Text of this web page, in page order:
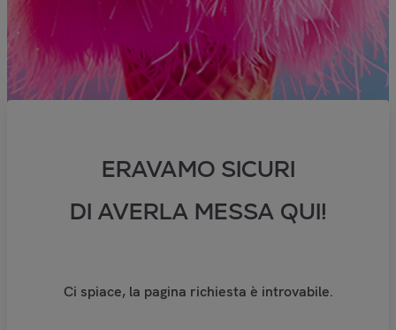
ERAVAMO SICURI
DI AVERLA MESSA QUI!
Ci spiace, la pagina richiesta è introvabile.